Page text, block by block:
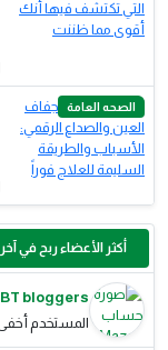
الصحه العامة
أكثر الأعضاء ربح في آخر 30 يومًا
bloggers
المستخدم أخفى